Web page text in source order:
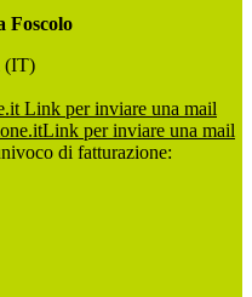
Foscolo
(IT)
Link per inviare una mail
Link per inviare una mail
di fatturazione: